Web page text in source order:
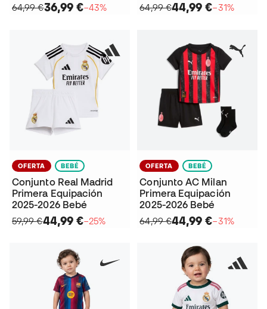
64,99 €36,99 €−43%
64,99 €44,99 €−31%
OFERTA BEBÉ
Conjunto Real Madrid
Primera Equipación
2025-2026 Bebé
59,99 €44,99 €−25%
OFERTA BEBÉ
Conjunto AC Milan
Primera Equipación
2025-2026 Bebé
64,99 €44,99 €−31%